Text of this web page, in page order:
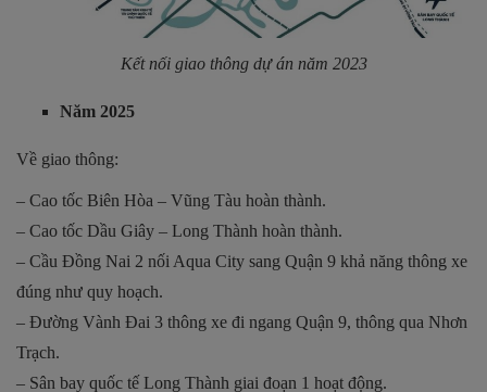
Kết nối giao thông dự án năm 2023
Năm 2025
Về giao thông:
– Cao tốc Biên Hòa – Vũng Tàu hoàn thành.
– Cao tốc Dầu Giây – Long Thành hoàn thành.
– Cầu Đồng Nai 2 nối Aqua City sang Quận 9 khả năng thông xe
đúng như quy hoạch.
– Đường Vành Đai 3 thông xe đi ngang Quận 9, thông qua Nhơn
Trạch.
– Sân bay quốc tế Long Thành giai đoạn 1 hoạt động.